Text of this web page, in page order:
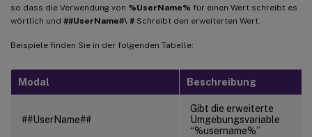
so dass die Verwendung von %UserName% für einen Wert schreibt es
wörtlich und ##UserName#\ # Schreibt den erweiterten Wert.
Beispiele finden Sie in der folgenden Tabelle:
Modal Beschreibung
##UserName##
Gibt die erweiterte
Umgebungsvariable
“%username%”